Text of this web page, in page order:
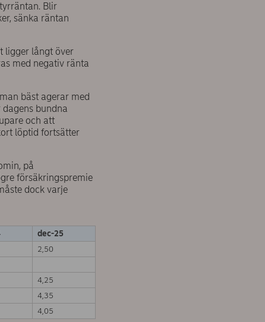
Blir
sänka räntan
ligger långt över
med negativ ränta
bäst agerar med
bundna
och att
löptid fortsätter
på
försäkringspremie
dock varje
dec-25
2,50
4,25
4,35
4,05